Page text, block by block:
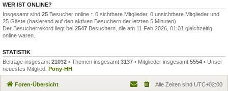
WER IST ONLINE?
Insgesamt sind 25 Besucher online :: 0 sichtbare Mitglieder, 0 unsichtbare Mitglieder und
25 Gäste (basierend auf den aktiven Besuchern der letzten 5 Minuten)
Der Besucherrekord liegt bei 2547 Besuchern, die am 11 Feb 2026, 01:01 gleichzeitig
online waren.
STATISTIK
Beiträge insgesamt 21032 • Themen insgesamt 3137 • Mitglieder insgesamt 5554 • Unser
neuestes Mitglied: Pony-HH
Foren-Übersicht Alle Zeiten sind UTC+02:00